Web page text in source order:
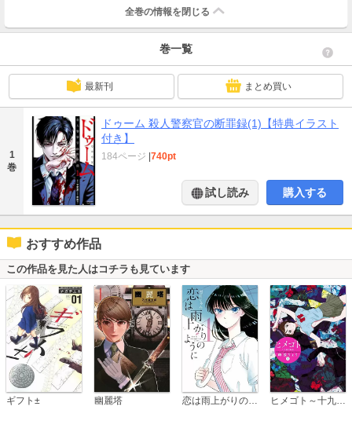
全巻の情報を 閉じる
巻一覧
最新刊 まとめ買い
1
巻
ドゥーム 殺人警察官の断罪録(1)【特典イラスト
付き】
184ページ |740pt
試し読み 購入する
おすすめ作品
この作品を見た人はコチラも見ています
ギフト± 幽麗塔 ヒメゴト～十九歳の制服～